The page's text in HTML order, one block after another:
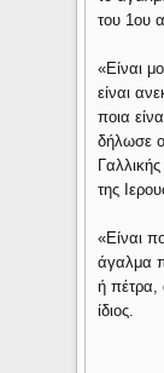
του 1ου
«Είναι
είναι
ποια
δήλωσε
της
«Είναι
άγαλμα
ή πέτρα,
ίδιος.